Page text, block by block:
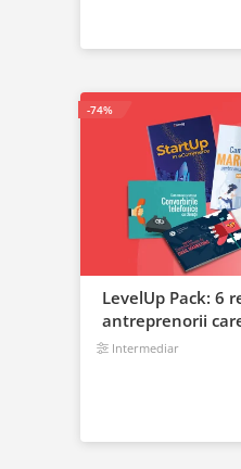
LevelUp Pack: 6
antreprenorii
afacerile
Intermediar
-74%